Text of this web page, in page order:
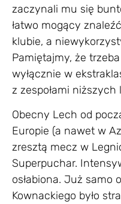
zaczynali mu się
łatwo mogący
klubie, a
Pamiętajmy, że
wyłącznie w
z zespołami
Obecny Lech od
Europie (a nawet w
zresztą mecz w
Superpuchar.
osłabiona. Już samo
Kownackiego było